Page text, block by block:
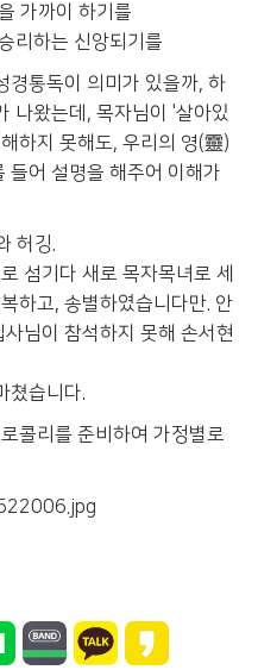
가까이 하기를
리하는 신앙되기를
경통독이 의미가 있을까, 하
나왔는데, 목자님이 '살아있
하지 못해도, 우리의 영(靈)
들어 설명을 해주어 이해가
허깅.
섬기다 새로 목자목녀로 세
하고, 송별하였습니다만. 안
님이 참석하지 못해 손서현
쳤습니다.
콜리를 준비하여 가정별로